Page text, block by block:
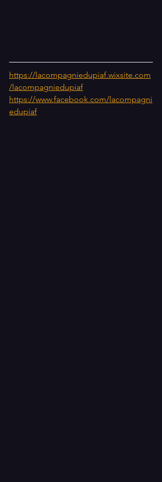
https://lacompagniedupiaf.wixsite.com
/lacompagniedupiaf
https://www.facebook.com/lacompagni
edupiaf